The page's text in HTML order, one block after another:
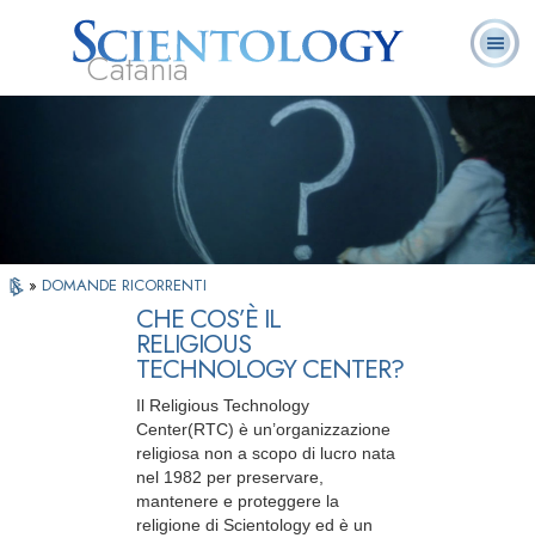
Catania
Che cos’è
Scientology?
Ministri
Volontari
Domande
ricorrenti
» DOMANDE RICORRENTI
CHE COS’È IL
RELIGIOUS
TECHNOLOGY CENTER?
Il Religious Technology
Center(RTC) è un’organizzazione
religiosa non a scopo di lucro nata
nel 1982 per preservare,
mantenere e proteggere la
religione di Scientology ed è un